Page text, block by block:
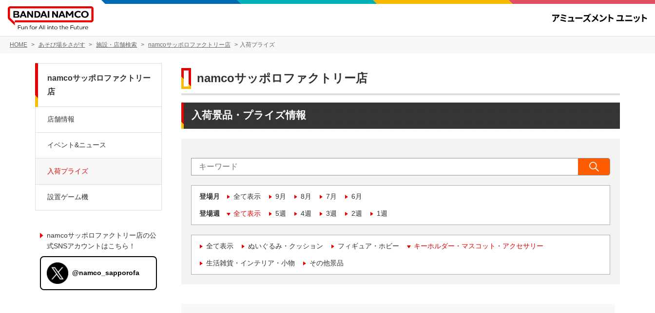
HOME あそび場をさがす 施設・店舗検索 namcoサッポロファクトリー店 入荷プライズ
namcoサッポロファクトリー店
入荷景品・プライズ情報
登場月 全て表示 9月 8月 7月 6月
登場週 全て表示 5週 4週 3週 2週 1週
全て表示 ぬいぐるみ・クッション フィギュア・ホビー キーホルダー・マスコット・アクセサリー
生活雑貨・インテリア・小物 その他景品
namcoサッポロファクトリー
店
店舗情報
イベント&ニュース
入荷プライズ
設置ゲーム機
namcoサッポロファクトリー店の公
式SNSアカウントはこちら！
@namco_sapporofa